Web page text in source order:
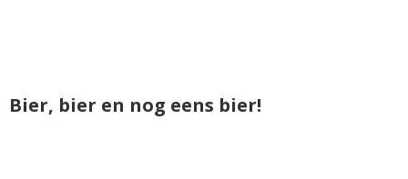
Bier, bier en nog eens bier!